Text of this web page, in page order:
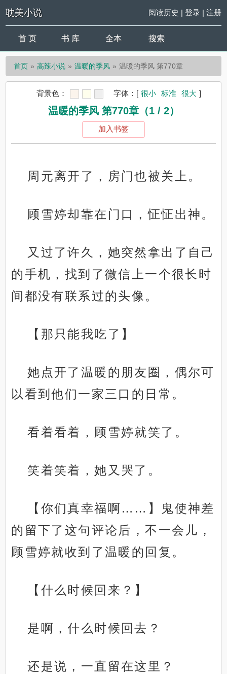
耽美小说 阅读历史 | 登录| 注册
首 页 书 库 全本 搜索
首页 高辣小说 温暖的季风 温暖的季风 第770章
背景色： 字体： [ 很小 标准 很大 ]
温暖的季风 第770章（1 / 2）
加入书签
周元离开了，房门也被关上。
顾雪婷却靠在门口，怔怔出神。
又过了许久，她突然拿出了自己
的手机，找到了微信上一个很长时
间都没有联系过的头像。
【那只能我吃了】
她点开了温暖的朋友圈，偶尔可
以看到他们一家三口的日常。
看着看着，顾雪婷就笑了。
笑着笑着，她又哭了。
【你们真幸福啊……】鬼使神差
的留下了这句评论后，不一会儿，
顾雪婷就收到了温暖的回复。
【什么时候回来？】
是啊，什么时候回去？
还是说，一直留在这里？